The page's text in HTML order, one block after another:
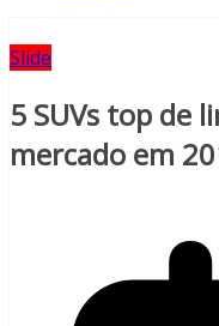
Slide
5 SUVs top de
mercado em